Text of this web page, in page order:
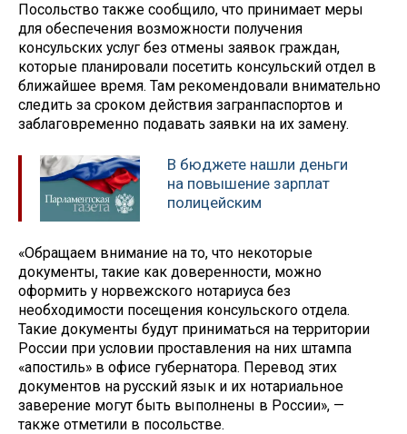
Посольство также сообщило, что принимает меры
для обеспечения возможности получения
консульских услуг без отмены заявок граждан,
которые планировали посетить консульский отдел в
ближайшее время. Там рекомендовали внимательно
следить за сроком действия загранпаспортов и
заблаговременно подавать заявки на их замену.
В бюджете нашли деньги
на повышение зарплат
полицейским
«Обращаем внимание на то, что некоторые
документы, такие как доверенности, можно
оформить у норвежского нотариуса без
необходимости посещения консульского отдела.
Такие документы будут приниматься на территории
России при условии проставления на них штампа
«апостиль» в офисе губернатора. Перевод этих
документов на русский язык и их нотариальное
заверение могут быть выполнены в России», —
также отметили в посольстве.